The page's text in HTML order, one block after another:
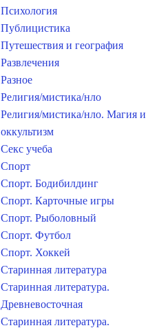
Психология
Публицистика
Путешествия и география
Развлечения
Разное
Религия/мистика/нло
Религия/мистика/нло. Магия и
оккультизм
Секс учеба
Спорт
Спорт. Бодибилдинг
Спорт. Карточные игры
Спорт. Рыболовный
Спорт. Футбол
Спорт. Хоккей
Старинная литература
Старинная литература.
Древневосточная
Старинная литература.